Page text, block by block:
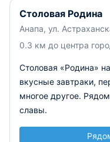
Столовая Родина
Анапа, ул.
0.3 км до центра
Столовая «Родина»
вкусные завтраки,
многое другое.
славы.